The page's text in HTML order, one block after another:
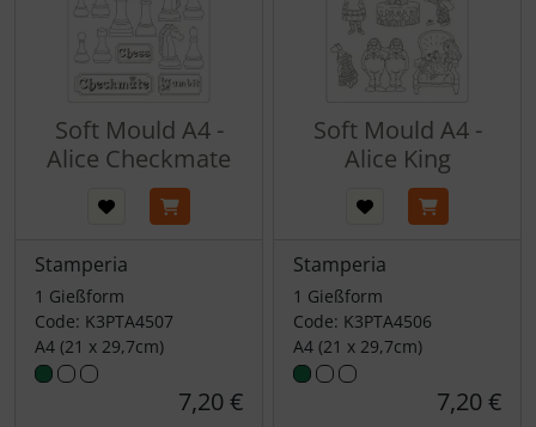
Soft Mould A4 -
Alice Checkmate
Stamperia
1 Gießform
Code: K3PTA4507
A4 (21 x 29,7cm)
7,20 €
Soft Mould A4 -
Alice King
Stamperia
1 Gießform
Code: K3PTA4506
A4 (21 x 29,7cm)
7,20 €